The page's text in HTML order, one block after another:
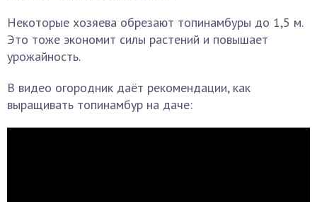
Некоторые хозяева обрезают топинамбуры до 1,5 м.
Это тоже экономит силы растений и повышает
урожайность.
В видео огородник даёт рекомендации, как
выращивать топинамбур на даче: